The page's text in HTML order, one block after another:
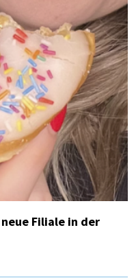
Filiale in der